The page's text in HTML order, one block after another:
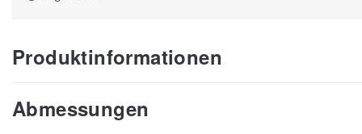
Produktinformationen
Abmessungen